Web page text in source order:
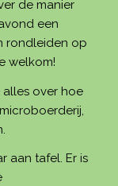
de manier
een
rondleiden op
welkom!
alles over hoe
aan tafel. Er is